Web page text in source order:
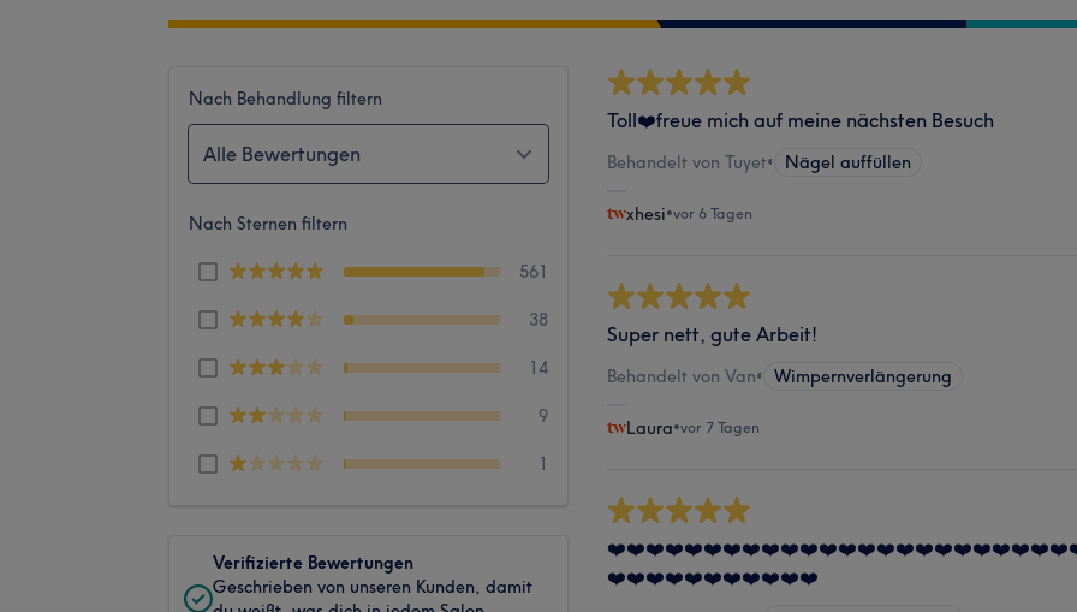
Nach Behandlung filtern
Alle Bewertungen
Nach Sternen filtern
561
38
14
9
1
Verifizierte Bewertungen
Geschrieben von unseren Kunden, damit
Toll❤️freue mich auf meine nächsten Besuch
Behandelt von Tuyet• Nägel auffüllen
xhesi•vor 6 Tagen
Super nett, gute Arbeit!
Behandelt von Van• Wimpernverlängerung
Laura•vor 7 Tagen
❤️❤️❤️❤️❤️❤️❤️❤️❤️❤️❤️